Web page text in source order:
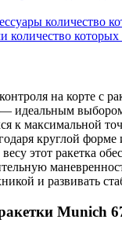
количество
количество которых
на корте с
— идеальным
к максимальной
круглой форме
этот ракетка
и развивать
Munich